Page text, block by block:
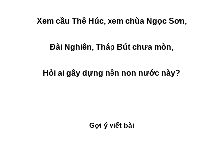
Xem cầu Thê Húc, xem chùa Ngọc Sơn,
Đài Nghiên, Tháp Bút chưa mòn,
Hỏi ai gây dựng nên non nước này?
Gợi ý viết bài